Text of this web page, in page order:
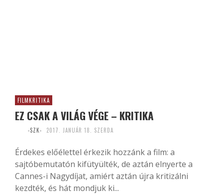
FILMKRITIKA
EZ CSAK A VILÁG VÉGE – KRITIKA
-SZK- 2017. JANUÁR 18. SZERDA
Érdekes előélettel érkezik hozzánk a film: a
sajtóbemutatón kifütyülték, de aztán elnyerte a
Cannes-i Nagydíjat, amiért aztán újra kritizálni
kezdték, és hát mondjuk ki...